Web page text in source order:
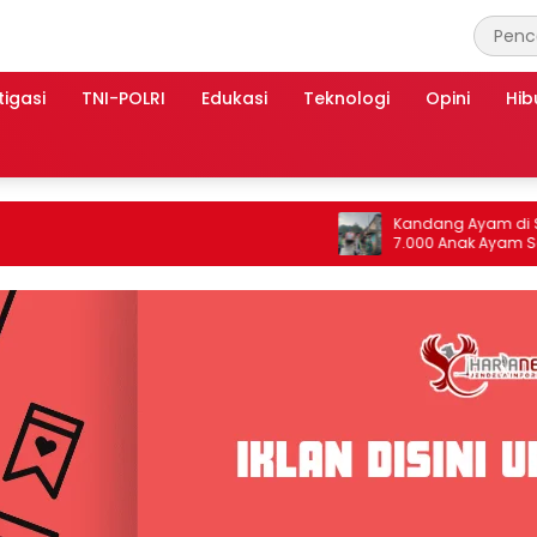
TNI-POLRI Edukasi Teknologi Opini
Kandang Ayam di Slogohimo
7.000 Anak Ayam Selamat,
Ditaksir Rp700 Juta